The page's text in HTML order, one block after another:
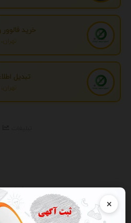
خرید فالوور
تبدیل
×
نمایش